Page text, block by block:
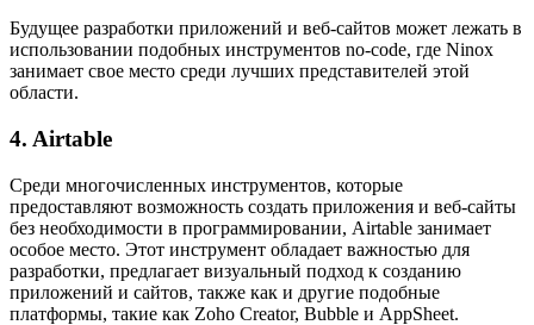
Будущее разработки приложений и веб-сайтов может лежать в
использовании подобных инструментов no-code, где Ninox
занимает свое место среди лучших представителей этой
области.
4. Airtable
Среди многочисленных инструментов, которые
предоставляют возможность создать приложения и веб-сайты
без необходимости в программировании, Airtable занимает
особое место. Этот инструмент обладает важностью для
разработки, предлагает визуальный подход к созданию
приложений и сайтов, также как и другие подобные
платформы, такие как Zoho Creator, Bubble и AppSheet.